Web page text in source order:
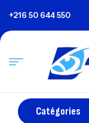
+216 50 644 550
Catégories